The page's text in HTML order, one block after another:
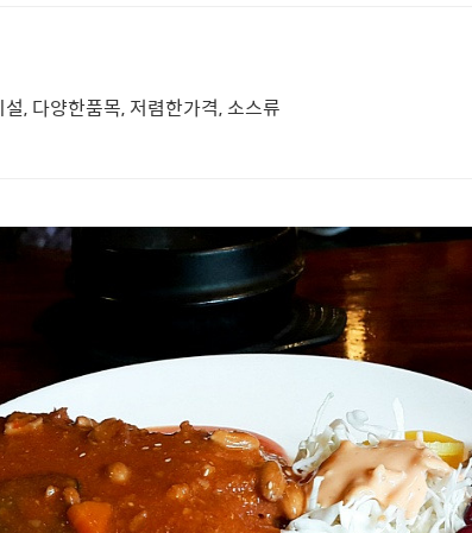
, 다양한품목, 저렴한가격, 소스류